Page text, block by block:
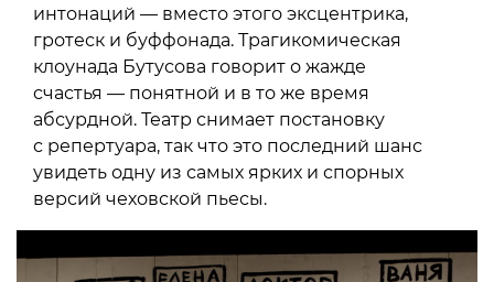
интонаций — вместо этого эксцентрика,
гротеск и буффонада. Трагикомическая
клоунада Бутусова говорит о жажде
счастья — понятной и в то же время
абсурдной. Театр снимает постановку
с репертуара, так что это последний шанс
увидеть одну из самых ярких и спорных
версий чеховской пьесы.